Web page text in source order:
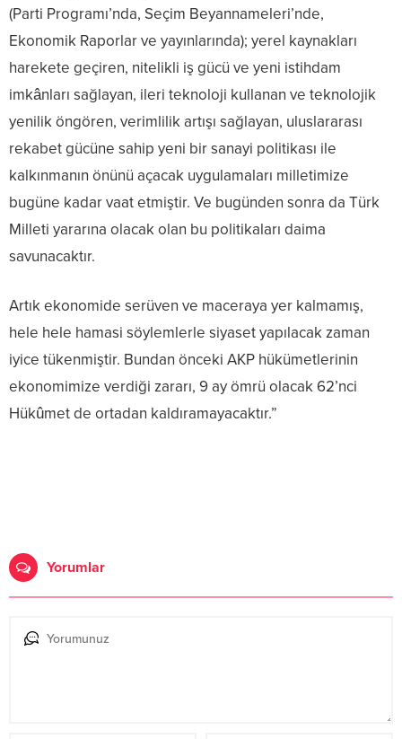
(Parti Programı’nda, Seçim Beyannameleri’nde,
Ekonomik Raporlar ve yayınlarında); yerel kaynakları
harekete geçiren, nitelikli iş gücü ve yeni istihdam
imkânları sağlayan, ileri teknoloji kullanan ve teknolojik
yenilik öngören, verimlilik artışı sağlayan, uluslararası
rekabet gücüne sahip yeni bir sanayi politikası ile
kalkınmanın önünü açacak uygulamaları milletimize
bugüne kadar vaat etmiştir. Ve bugünden sonra da Türk
Milleti yararına olacak olan bu politikaları daima
savunacaktır.
Artık ekonomide serüven ve maceraya yer kalmamış,
hele hele hamasi söylemlerle siyaset yapılacak zaman
iyice tükenmiştir. Bundan önceki AKP hükümetlerinin
ekonomimize verdiği zararı, 9 ay ömrü olacak 62’nci
Hükûmet de ortadan kaldıramayacaktır.”
Yorumlar